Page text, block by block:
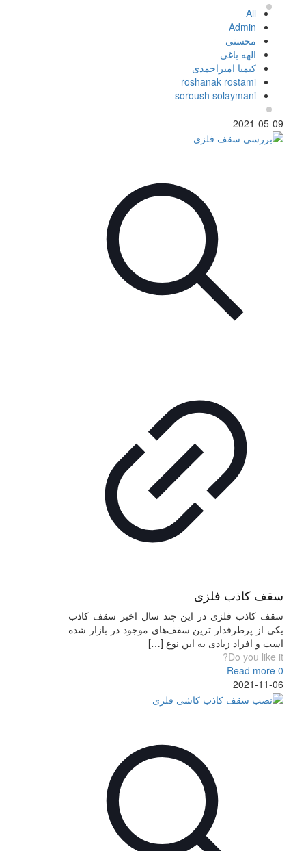
All
Admin
محسنی
الهه باغی
کیمیا امیراحمدی
roshanak rostami
soroush solaymani
2021-05-09
سقف کاذب فلزی
سقف کاذب فلزی در این چند سال اخیر سقف کاذب
یکی از پرطرفدار ترین سقف‌های موجود در بازار شده
است و افراد زیادی به این نوع […]
Do you like it?
0
Read more
2021-11-06